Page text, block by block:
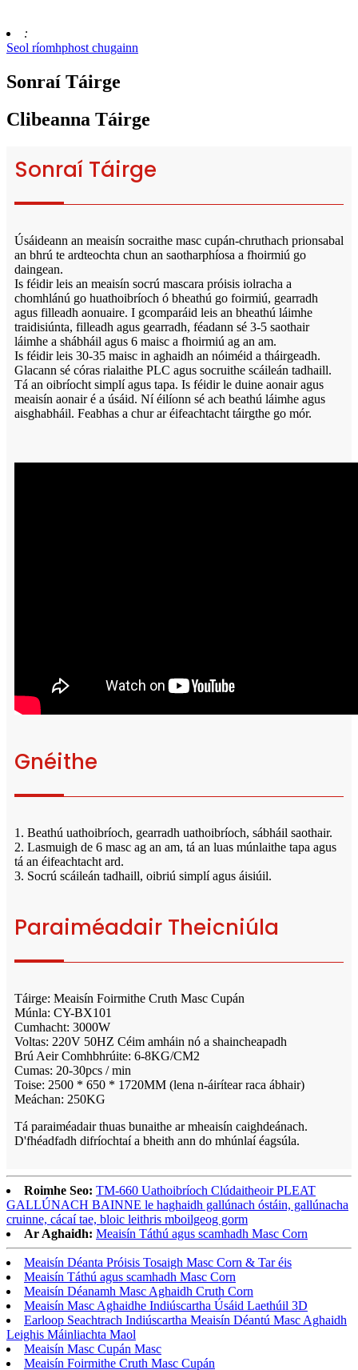
:
Seol ríomhphost chugainn
Sonraí Táirge
Clibeanna Táirge
Sonraí Táirge
Úsáideann an meaisín socraithe masc cupán-chruthach prionsabal
an bhrú te ardteochta chun an saotharphíosa a fhoirmiú go
daingean.
Is féidir leis an meaisín socrú mascara próisis iolracha a
chomhlánú go huathoibríoch ó bheathú go foirmiú, gearradh
agus filleadh aonuaire. I gcomparáid leis an bheathú láimhe
traidisiúnta, filleadh agus gearradh, féadann sé 3-5 saothair
láimhe a shábháil agus 6 maisc a fhoirmiú ag an am.
Is féidir leis 30-35 maisc in aghaidh an nóiméid a tháirgeadh.
Glacann sé córas rialaithe PLC agus socruithe scáileán tadhaill.
Tá an oibríocht simplí agus tapa. Is féidir le duine aonair agus
meaisín aonair é a úsáid. Ní éilíonn sé ach beathú láimhe agus
aisghabháil. Feabhas a chur ar éifeachtacht táirgthe go mór.
Gnéithe
1. Beathú uathoibríoch, gearradh uathoibríoch, sábháil saothair.
2. Lasmuigh de 6 masc ag an am, tá an luas múnlaithe tapa agus
tá an éifeachtacht ard.
3. Socrú scáileán tadhaill, oibriú simplí agus áisiúil.
Paraiméadair Theicniúla
Táirge: Meaisín Foirmithe Cruth Masc Cupán
Múnla: CY-BX101
Cumhacht: 3000W
Voltas: 220V 50HZ Céim amháin nó a shaincheapadh
Brú Aeir Comhbhrúite: 6-8KG/CM2
Cumas: 20-30pcs / min
Toise: 2500 * 650 * 1720MM (lena n-áirítear raca ábhair)
Meáchan: 250KG
Tá paraiméadair thuas bunaithe ar mheaisín caighdeánach.
D'fhéadfadh difríochtaí a bheith ann do mhúnlaí éagsúla.
Roimhe Seo: TM-660 Uathoibríoch Clúdaitheoir PLEAT
GALLÚNACH BAINNE le haghaidh gallúnach óstáin, gallúnacha
cruinne, cácaí tae, bloic leithris mboilgeog gorm
Ar Aghaidh: Meaisín Táthú agus scamhadh Masc Corn
Meaisín Déanta Próisis Tosaigh Masc Corn & Tar éis
Meaisín Táthú agus scamhadh Masc Corn
Meaisín Déanamh Masc Aghaidh Cruth Corn
Meaisín Masc Aghaidhe Indiúscartha Úsáid Laethúil 3D
Earloop Seachtrach Indiúscartha Meaisín Déantú Masc Aghaidh
Leighis Máinliachta Maol
Meaisín Masc Cupán Masc
Meaisín Foirmithe Cruth Masc Cupán